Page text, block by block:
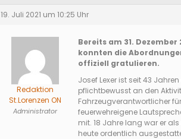
19. Juli 2021 um 10:25 Uhr
Redaktion
St.Lorenzen ON
Administrator
Bereits am 31. Dezember
konnten die
offiziell gratulieren.
Josef Lexer ist seit 43
pflichtbewusst an den
Fahrzeugverantwortlicher
feuerwehreigene
mit. 18 Jahre lang war er
heute ordentlich